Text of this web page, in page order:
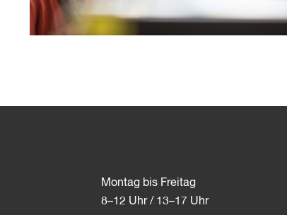
Montag bis Freitag
8–12 Uhr / 13–17 Uhr